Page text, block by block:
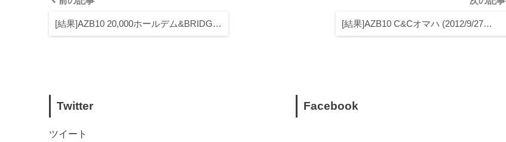
[結果]AZB10 20,000ホールデム&BRIDG… [結果]AZB10 C&Cオマハ (2012/9/27…
Twitter
ツイート
Facebook